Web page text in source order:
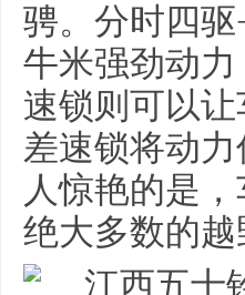
骋。分时四
牛米强劲动
速锁则可以
差速锁将动
人惊艳的是
绝大多数的越